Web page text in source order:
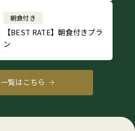
朝食付き
【BEST RATE】朝食付きプラ
ン
覧はこちら